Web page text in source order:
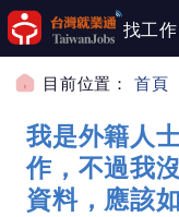
跳到主要內容
找工作
目前位置： 首頁
我是外籍人
作，不過我
資料，應該